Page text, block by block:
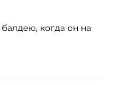
когда он на